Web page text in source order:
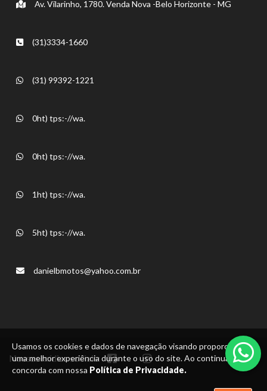
Usamos os cookies e dados de navegação visando proporcionar
uma melhor experiência durante o uso do site. Ao continuar, você
concorda com nossa Política de Privacidade.
Av. Vilarinho, 1780. Venda Nova -Belo Horizonte - MG
(31)3334-1660
(31) 99392-1221
0ht) tps:-//wa.
0ht) tps:-//wa.
1ht) tps:-//wa.
5ht) tps:-//wa.
danielbmotos@yahoo.com.br
Nossas mídias sociais: